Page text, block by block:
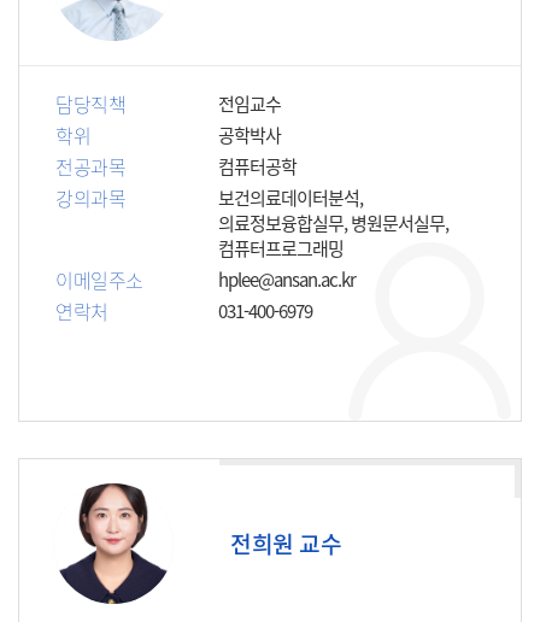
담당직책 전임교수
학위 공학박사
전공과목 컴퓨터공학
강의과목
보건의료데이터분석,
의료정보융합실무, 병원문서실무,
컴퓨터프로그래밍
이메일주소 hplee@ansan.ac.kr
연락처 031-400-6979
전희원 교수